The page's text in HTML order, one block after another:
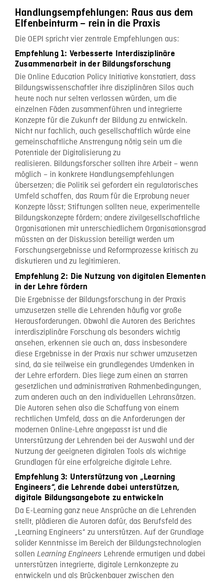
Handlungsempfehlungen: Raus aus dem
Elfenbeinturm – rein in die Praxis
Die OEPI spricht vier zentrale Empfehlungen aus:
Empfehlung 1: Verbesserte Interdisziplinäre
Zusammenarbeit in der Bildungsforschung
Die Online Education Policy Initiative konstatiert, dass
Bildungswissenschaftler ihre disziplinären Silos auch
heute noch nur selten verlassen würden, um die
einzelnen Fäden zusammenführen und integrierte
Konzepte für die Zukunft der Bildung zu entwickeln.
Nicht nur fachlich, auch gesellschaftlich würde eine
gemeinschaftliche Anstrengung nötig sein um die
Potentiale der Digitalisierung zu
realisieren. Bildungsforscher sollten ihre Arbeit – wenn
möglich – in konkrete Handlungsempfehlungen
übersetzen; die Politik sei gefordert ein regulatorisches
Umfeld schaffen, das Raum für die Erprobung neuer
Konzepte lässt; Stiftungen sollten neue, experimentelle
Bildungskonzepte fördern; andere zivilgesellschaftliche
Organisationen mit unterschiedlichem Organisationsgrad
müssten an der Diskussion beteiligt werden um
Forschungsergebnisse und Reformprozesse kritisch zu
diskutieren und zu legitimieren.
Empfehlung 2: Die Nutzung von digitalen Elementen
in der Lehre fördern
Die Ergebnisse der Bildungsforschung in der Praxis
umzusetzen stelle die Lehrenden häufig vor große
Herausforderungen. Obwohl die Autoren des Berichtes
interdisziplinäre Forschung als besonders wichtig
ansehen, erkennen sie auch an, dass insbesondere
diese Ergebnisse in der Praxis nur schwer umzusetzen
sind, da sie teilweise ein grundlegendes Umdenken in
der Lehre erfordern. Dies liege zum einen an starren
gesetzlichen und administrativen Rahmenbedingungen,
zum anderen auch an den individuellen Lehransätzen.
Die Autoren sehen also die Schaffung von einem
rechtlichen Umfeld, dass an die Anforderungen der
modernen Online-Lehre angepasst ist und die
Unterstützung der Lehrenden bei der Auswahl und der
Nutzung der geeigneten digitalen Tools als wichtige
Grundlagen für eine erfolgreiche digitale Lehre.
Empfehlung 3: Unterstützung von „Learning
Engineers“, die Lehrende dabei unterstützen,
digitale Bildungsangebote zu entwickeln
Da E-Learning ganz neue Ansprüche an die Lehrenden
stellt, plädieren die Autoren dafür, das Berufsfeld des
„Learning Engineers“ zu unterstützen. Auf der Grundlage
solider Kenntnisse im Bereich der Bildungstechnologien
sollen Learning Engineers Lehrende ermutigen und dabei
unterstützen integrierte, digitale Lernkonzepte zu
entwickeln und als Brückenbauer zwischen den